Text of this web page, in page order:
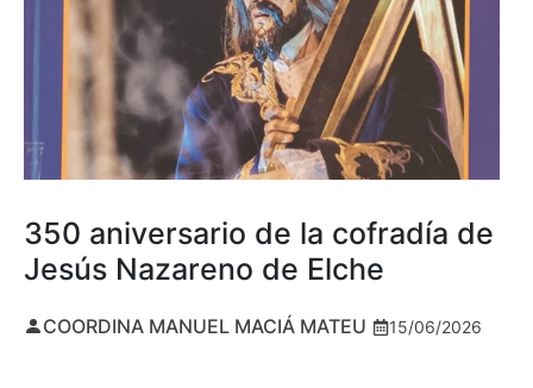
350 aniversario de la cofradía de
Jesús Nazareno de Elche
COORDINA MANUEL MACIÁ MATEU 15/06/2026